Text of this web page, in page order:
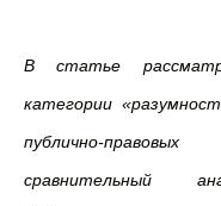
В статье
категории
публично-
сравнительный